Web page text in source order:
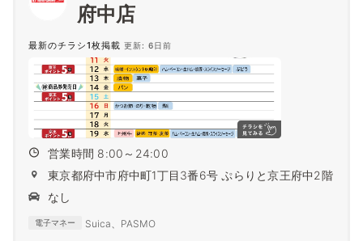
府中店
最新のチラシ1枚掲載 更新: 6日前
営業時間 8:00～24:00
東京都府中市府中町1丁目3番6号 ぷらりと京王府中2階
なし
電子マネー Suica、PASMO